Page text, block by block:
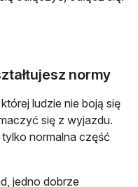
normy
ludzie nie boją się
się z wyjazdu.
normalna część
jedno dobrze